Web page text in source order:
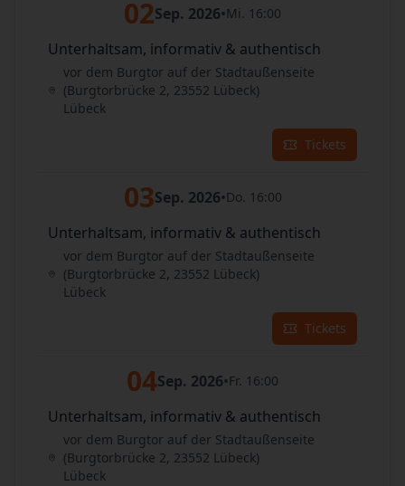
02Sep. 2026•Mi. 16:00
Unterhaltsam, informativ & authentisch
vor dem Burgtor auf der Stadtaußenseite
(Burgtorbrücke 2, 23552 Lübeck)
Lübeck
Tickets
03Sep. 2026•Do. 16:00
Unterhaltsam, informativ & authentisch
vor dem Burgtor auf der Stadtaußenseite
(Burgtorbrücke 2, 23552 Lübeck)
Lübeck
Tickets
04Sep. 2026•Fr. 16:00
Unterhaltsam, informativ & authentisch
vor dem Burgtor auf der Stadtaußenseite
(Burgtorbrücke 2, 23552 Lübeck)
Lübeck